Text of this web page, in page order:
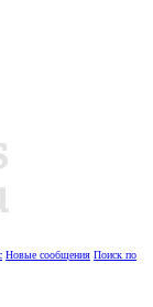
Новые сообщения Поиск по